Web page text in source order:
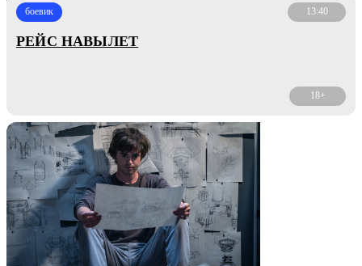
боевик 13:40
РЕЙС НАВЫЛЕТ
18+